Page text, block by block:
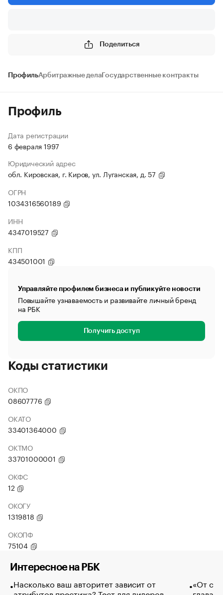
Поделиться
ПрофильАрбитражные дела Государственные контракты
Профиль
Дата регистрации
6 февраля 1997
Юридический адрес
обл. Кировская, г. Киров, ул. Луганская, д. 57
ОГРН
1034316560189
ИНН
4347019527
КПП
434501001
Управляйте профилем бизнеса и публикуйте новости
Повышайте узнаваемость и развивайте личный бренд
на РБК
Получить доступ
Коды статистики
ОКПО
08607776
ОКАТО
33401364000
ОКТМО
33701000001
ОКФС
12
ОКОГУ
1319818
ОКОПФ
75104
Интересное на РБК
Насколько ваш авторитет зависит от
«От